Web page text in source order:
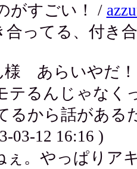
がすごい！ /
合ってる、付き
様 あらいやだ！
テるんじゃなく
るから話がある
03-12 16:16 )
ぇ。やっぱりア